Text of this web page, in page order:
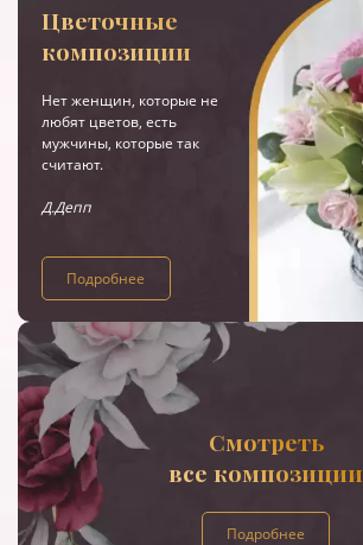
Цветочные
композиции
Нет женщин, которые не
любят цветов, есть
мужчины, которые так
считают.
Д.Депп
Подробнее
Смотреть
все композиции
Подробнее